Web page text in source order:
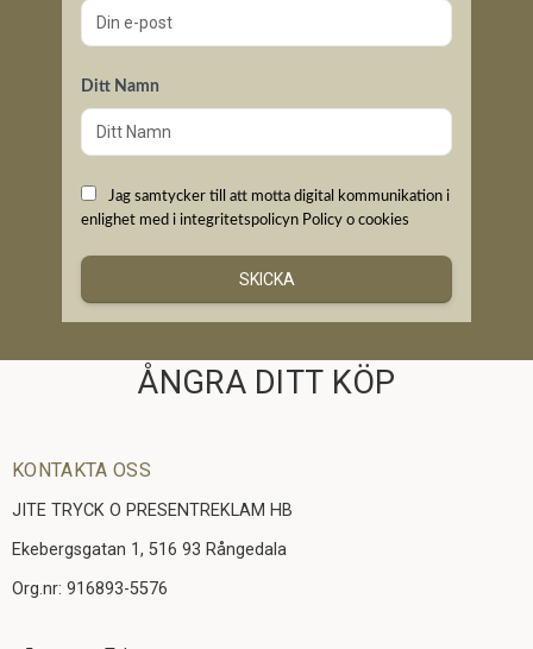
Ditt Namn
Jag samtycker till att motta digital kommunikation i
enlighet med i integritetspolicyn Policy o cookies
SKICKA
ÅNGRA DITT KÖP
KONTAKTA OSS
JITE TRYCK O PRESENTREKLAM HB
Ekebergsgatan 1, 516 93 Rångedala
Org.nr: 916893-5576